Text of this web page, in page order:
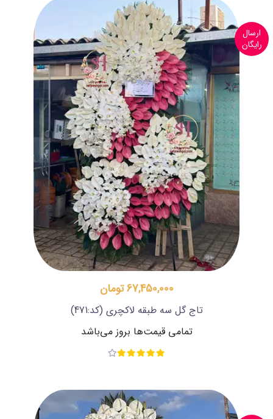
ارسال
رایگان
67,450,000 تومان
تاج گل سه طبقه لاکچری (کد:471)
تمامی قیمت‌ها بروز می‌باشد